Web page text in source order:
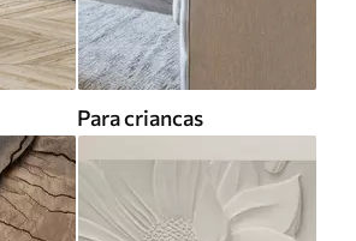
Para criancas